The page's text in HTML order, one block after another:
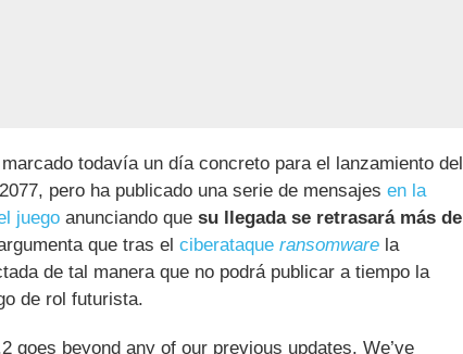
todavía un día concreto para el lanzamiento del
pero ha publicado una serie de mensajes en la
juego anunciando que su llegada se retrasará más de
que tras el ciberataque ransomware la
de tal manera que no podrá publicar a tiempo la
de rol futurista.
goes beyond any of our previous updates. We’ve